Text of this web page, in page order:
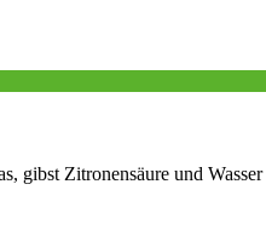
gibst Zitronensäure und